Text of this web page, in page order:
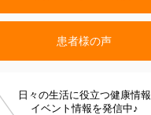
患者様の声
日々の生活に役立つ健康情報
イベント情報を発信中♪